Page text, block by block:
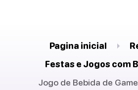
Pagina inicial
Festas e Jogos com
Jogo de Bebida de